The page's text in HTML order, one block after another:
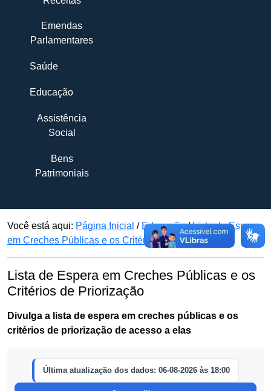
Emendas
Parlamentares
Saúde
Educação
Assistência
Social
Bens
Patrimoniais
Você está aqui: Página Inicial / Educação/Lista de Espera
em Creches Públicas e os Critérios de Priorização
Lista de Espera em Creches Públicas e os
Critérios de Priorização
Divulga a lista de espera em creches públicas e os
critérios de priorização de acesso a elas